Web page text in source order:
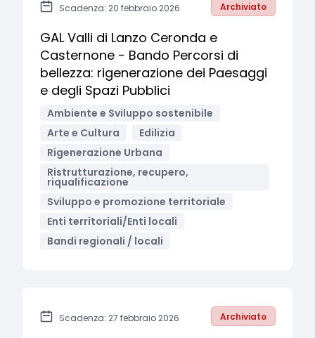
Scadenza: 20 febbraio 2026 Archiviato
GAL Valli di Lanzo Ceronda e
Casternone - Bando Percorsi di
bellezza: rigenerazione dei Paesaggi
e degli Spazi Pubblici
Ambiente e Sviluppo sostenibile
Arte e Cultura
Edilizia
Rigenerazione Urbana
Ristrutturazione, recupero,
riqualificazione
Sviluppo e promozione territoriale
Enti territoriali/Enti locali
Bandi regionali / locali
Scadenza: 27 febbraio 2026 Archiviato